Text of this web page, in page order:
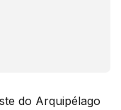
do Arquipélago